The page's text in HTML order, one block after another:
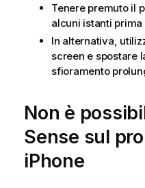
Tenere premuto il
alcuni istanti
In alternativa,
screen e spostare
sfioramento
Non è
Sense sul
iPhone